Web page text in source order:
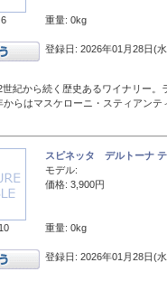
重量: 0kg
登録日: 2026年01月28日(
世紀から続く歴史あるワイナリー
からはマスケローニ・スティアン
スピネッタ デルトーナ
モデル:
価格: 3,900円
重量: 0kg
登録日: 2026年01月28日(